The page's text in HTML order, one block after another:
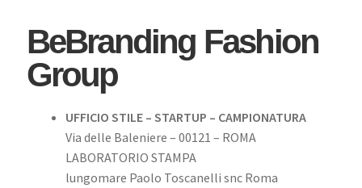
BLOG
CONTATTI
BeBranding Fashion
Group
UFFICIO STILE – STARTUP – CAMPIONATURA
Via delle Baleniere – 00121 – ROMA
LABORATORIO STAMPA
lungomare Paolo Toscanelli snc Roma